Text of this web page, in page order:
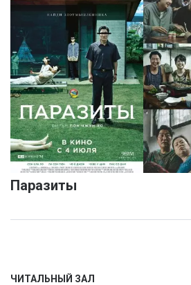
Паразиты
ЧИТАЛЬНЫЙ ЗАЛ